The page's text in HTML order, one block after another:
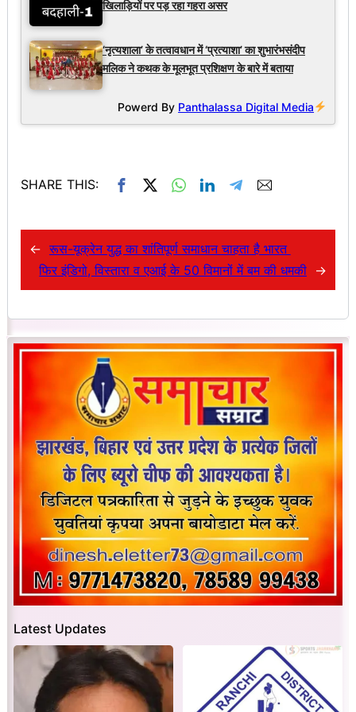
खिलाड़ियों पर पड़ रहा गहरा असर
‘नृत्यशाला’ के तत्वावधान में ‘प्रत्याशा’ का शुभारंभसंदीप
मलिक ने कथक के मूलभूत प्रशिक्षण के बारे में बताया
Powerd By Panthalassa Digital Media
SHARE THIS:
← रूस-यूक्रेन युद्ध का शांतिपूर्ण समाधान चाहता है भारत
फिर इंडिगो, विस्तारा व एआई के 50 विमानों में बम की धमकी →
Latest Updates